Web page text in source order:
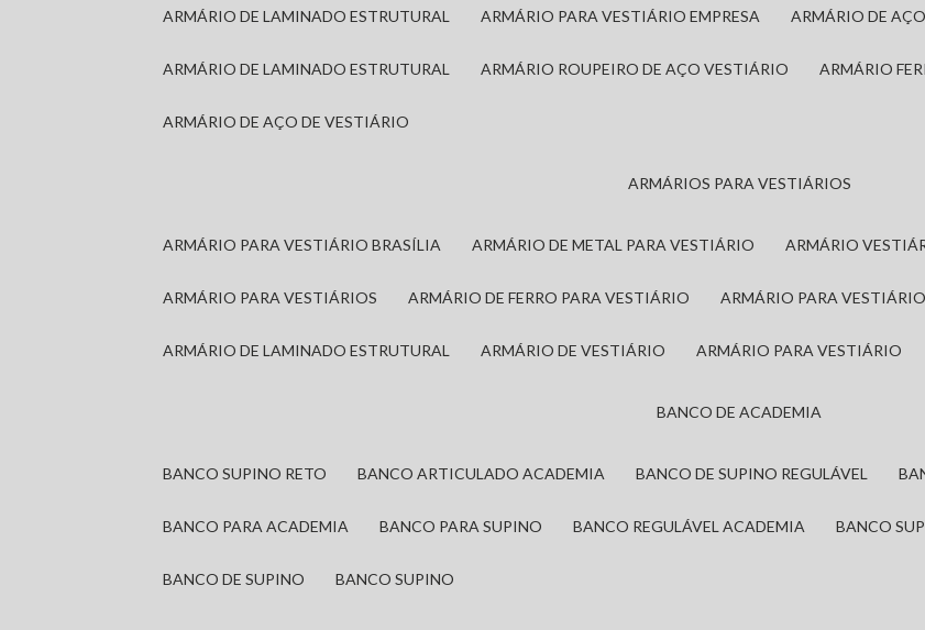
ARMÁRIO DE LAMINADO ESTRUTURAL ARMÁRIO PARA VESTIÁRIO EMPRESA ARMÁRIO DE
ARMÁRIO DE LAMINADO ESTRUTURAL ARMÁRIO ROUPEIRO DE AÇO VESTIÁRIO ARMÁRIO
ARMÁRIO DE AÇO DE VESTIÁRIO
ARMÁRIOS PARA VESTIÁRIOS
ARMÁRIO PARA VESTIÁRIO BRASÍLIA ARMÁRIO DE METAL PARA VESTIÁRIO ARMÁRIO
ARMÁRIO PARA VESTIÁRIOS ARMÁRIO DE FERRO PARA VESTIÁRIO ARMÁRIO PARA
ARMÁRIO DE LAMINADO ESTRUTURAL ARMÁRIO DE VESTIÁRIO ARMÁRIO PARA VESTIÁRIO
BANCO DE ACADEMIA
BANCO SUPINO RETO BANCO ARTICULADO ACADEMIA BANCO DE SUPINO REGULÁVEL
BANCO PARA ACADEMIA BANCO PARA SUPINO BANCO REGULÁVEL ACADEMIA BANCO
BANCO DE SUPINO BANCO SUPINO